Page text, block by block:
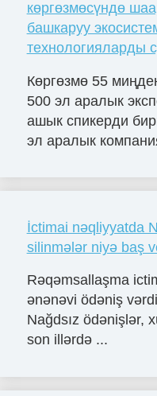
көргөзмөсүндө
башкаруу
технологияларды
Көргөзмө 55
500 эл аралык
ашык спикерди
эл аралык
İctimai nəqliyyatda
silinmələr niyə baş
Rəqəmsallaşma
ənənəvi ödəniş
Nağdsız ödənişlər,
son illərdə ...